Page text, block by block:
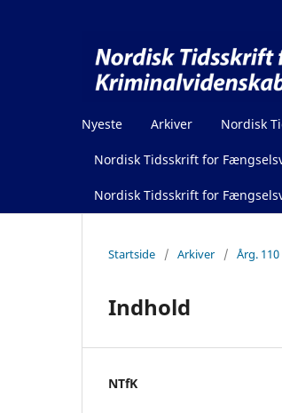
Nyeste Arkiver Nordisk
Nordisk Tidsskrift for
Nordisk Tidsskrift for
Startside / Arkiver / Årg.
Indhold
NTfK